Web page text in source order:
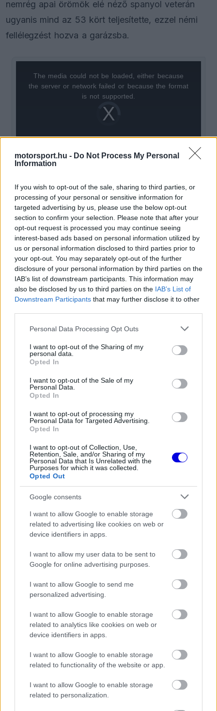
motorsport.hu - Do Not Process My Personal
Information
If you wish to opt-out of the sale, sharing to third parties, or
processing of your personal or sensitive information for
targeted advertising by us, please use the below opt-out
section to confirm your selection. Please note that after your
opt-out request is processed you may continue seeing
interest-based ads based on personal information utilized by
us or personal information disclosed to third parties prior to
your opt-out. You may separately opt-out of the further
disclosure of your personal information by third parties on the
IAB’s list of downstream participants. This information may
also be disclosed by us to third parties on the IAB’s List of
Downstream Participants that may further disclose it to other
Please note that this website/app uses one or more Google
not limited to your visit or usage behaviour. You may click to
grant or deny consent to Google and its third-party tags to
use your data for below specified purposes in below Google
consent section.
Personal Data Processing Opt Outs
I want to opt-out of the Sharing of my
personal data.
Opted In
I want to opt-out of the Sale of my
Personal Data.
Opted In
I want to opt-out of processing my
Personal Data for Targeted Advertising.
Opted In
I want to opt-out of Collection, Use,
Retention, Sale, and/or Sharing of my
Personal Data that Is Unrelated with the
Purposes for which it was collected.
Opted Out
Google consents
I want to allow Google to enable storage
related to advertising like cookies on web or
device identifiers in apps.
I want to allow my user data to be sent to
Google for online advertising purposes.
I want to allow Google to send me
personalized advertising.
I want to allow Google to enable storage
related to analytics like cookies on web or
device identifiers in apps.
I want to allow Google to enable storage
related to functionality of the website or app.
I want to allow Google to enable storage
related to personalization.
nemrég apai örömök elé néző spanyol veterán
ugyanis mind az 53 kört teljesítette, ezzel némi
fellélegzést hozva a garázsba.
Video
Player
loading.
window.
The media could not be loaded, either because
the server or network failed or because the format
is not supported.
Nincs ok az ünneplésre
A csapatvezető szerint a puszta túlélés még
nagyon messze van a sikertől. „A csapaton belüli
hangulat egyáltalán nem ünnepi, ez teljesen
világos” – mondta Mike Krack, majd hozzátette,
hogy Ausztráliában még teljesen más jellegű
aggodalmaik voltak. „Melbourne-ben még arról
menni egyhuzamban.”
EZEKET IS AJÁNLJUK
FORMA-1
Antonelli elárulta a legfontosabb
leckét, amit Hamiltontól és
Verstappentől tanult
Komoly döntést hozott a Ferrari,
miközben a Red Bullnál elmaradtak
a győzelmek
A szakember arról is beszélt, hogy bár érzékelik a
javulást, az út még nagyon hosszú. „Sanghajban
már részt tudtunk venni az edzéseken, de a
tréningek között rengeteg munkára volt szükség”
– fogalmazott, miközben felidézte a szuzukai
az autók normálisan felkészíthetők voltak a
szakaszok között, így végre teljesítettünk egy
apró lépést a sok közül.”